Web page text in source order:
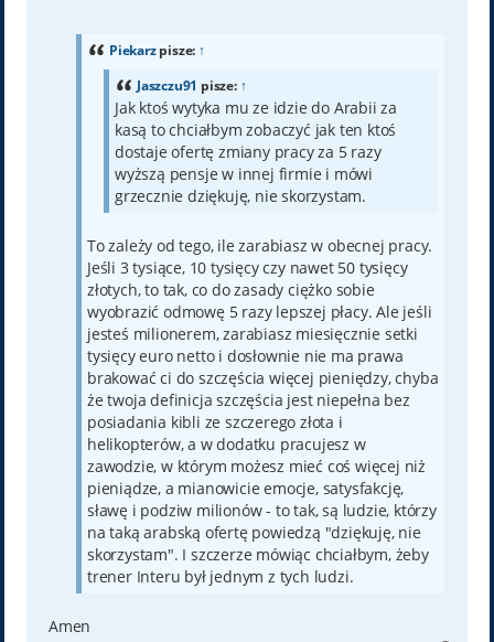
Piekarzpisze: ↑
Jaszczu91 pisze: ↑
Jak ktoś wytyka mu ze idzie do Arabii za
kasą to chciałbym zobaczyć jak ten ktoś
dostaje ofertę zmiany pracy za 5 razy
wyższą pensje w innej firmie i mówi
grzecznie dziękuję, nie skorzystam.
To zależy od tego, ile zarabiasz w obecnej pracy.
Jeśli 3 tysiące, 10 tysięcy czy nawet 50 tysięcy
złotych, to tak, co do zasady ciężko sobie
wyobrazić odmowę 5 razy lepszej płacy. Ale jeśli
jesteś milionerem, zarabiasz miesięcznie setki
tysięcy euro netto i dosłownie nie ma prawa
brakować ci do szczęścia więcej pieniędzy, chyba
że twoja definicja szczęścia jest niepełna bez
posiadania kibli ze szczerego złota i
helikopterów, a w dodatku pracujesz w
zawodzie, w którym możesz mieć coś więcej niż
pieniądze, a mianowicie emocje, satysfakcję,
sławę i podziw milionów - to tak, są ludzie, którzy
na taką arabską ofertę powiedzą "dziękuję, nie
skorzystam". I szczerze mówiąc chciałbym, żeby
trener Interu był jednym z tych ludzi.
Amen